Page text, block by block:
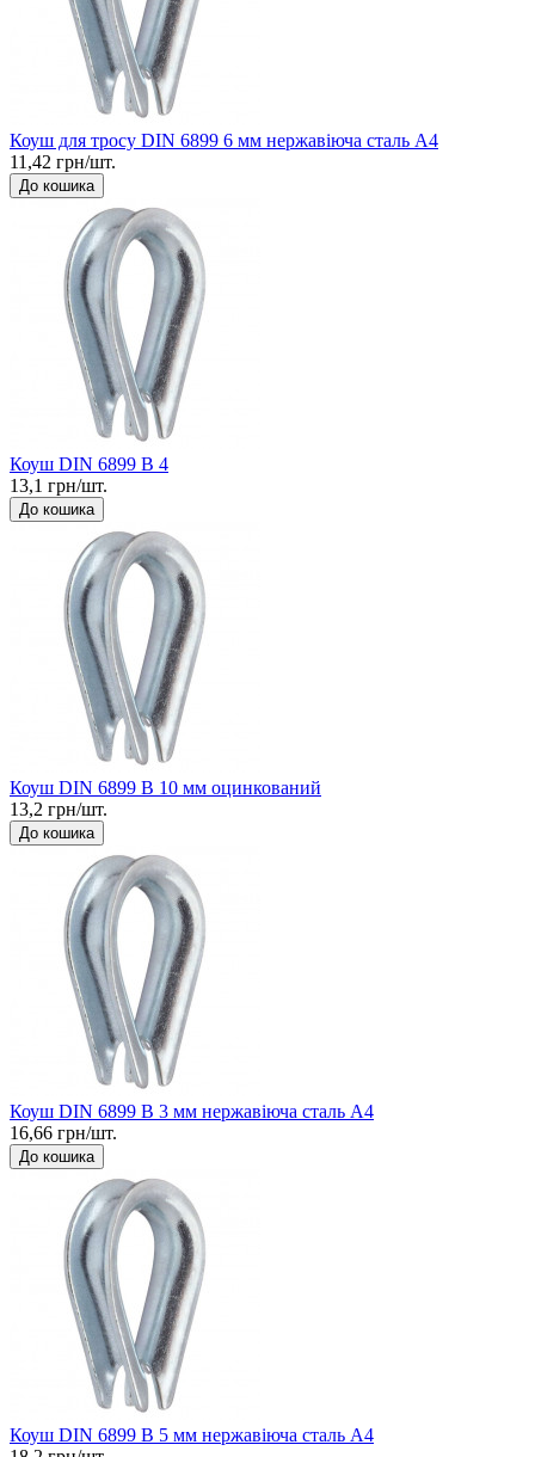
Коуш для тросу DIN 6899 6 мм нержавіюча сталь А4
11,42 грн/шт.
До кошика
Коуш DIN 6899 B 4
13,1 грн/шт.
До кошика
Коуш DIN 6899 B 10 мм оцинкований
13,2 грн/шт.
До кошика
Коуш DIN 6899 B 3 мм нержавіюча сталь А4
16,66 грн/шт.
До кошика
Коуш DIN 6899 B 5 мм нержавіюча сталь А4